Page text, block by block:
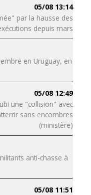
05/08 13:14
par la hausse des
depuis mars
en Uruguay, en
05/08 12:49
une "collision" avec
sans encombres
(ministère)
anti-chasse à
05/08 11:51